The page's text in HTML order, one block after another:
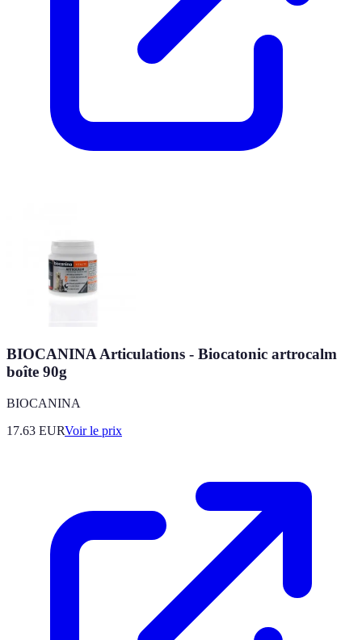
BIOCANINA Articulations - Biocatonic artrocalm
boîte 90g
BIOCANINA
17.63 EURVoir le prix